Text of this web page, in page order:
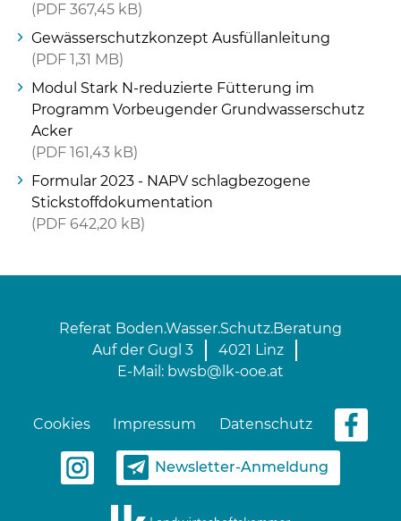
PDF 367,45 kB
Gewässerschutzkonzept Ausfüllanleitung
PDF 1,31 MB
Modul Stark N-reduzierte Fütterung im
Programm Vorbeugender Grundwasserschutz
Acker
PDF 161,43 kB
Formular 2023 - NAPV schlagbezogene
Stickstoffdokumentation
PDF 642,20 kB
Referat Boden.Wasser.Schutz.Beratung
Auf der Gugl 3
4021 Linz
E-Mail: bwsb@lk-ooe.at
Cookies Impressum Datenschutz
Newsletter-Anmeldung